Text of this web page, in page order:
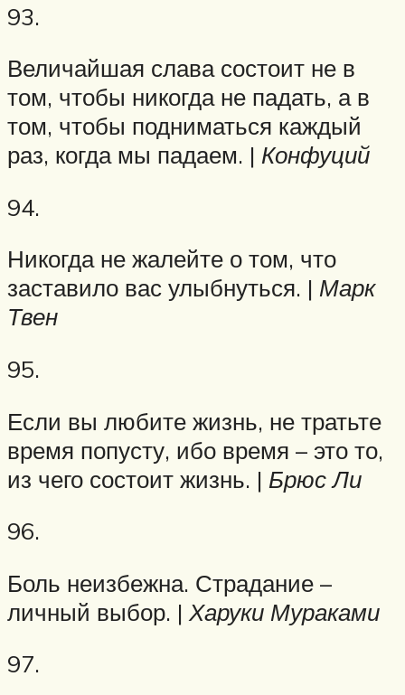
93.
Величайшая слава состоит не в
том, чтобы никогда не падать, а в
том, чтобы подниматься каждый
раз, когда мы падаем. | Конфуций
94.
Никогда не жалейте о том, что
заставило вас улыбнуться. | Марк
Твен
95.
Если вы любите жизнь, не тратьте
время попусту, ибо время – это то,
из чего состоит жизнь. | Брюс Ли
96.
Боль неизбежна. Страдание –
личный выбор. | Харуки Мураками
97.